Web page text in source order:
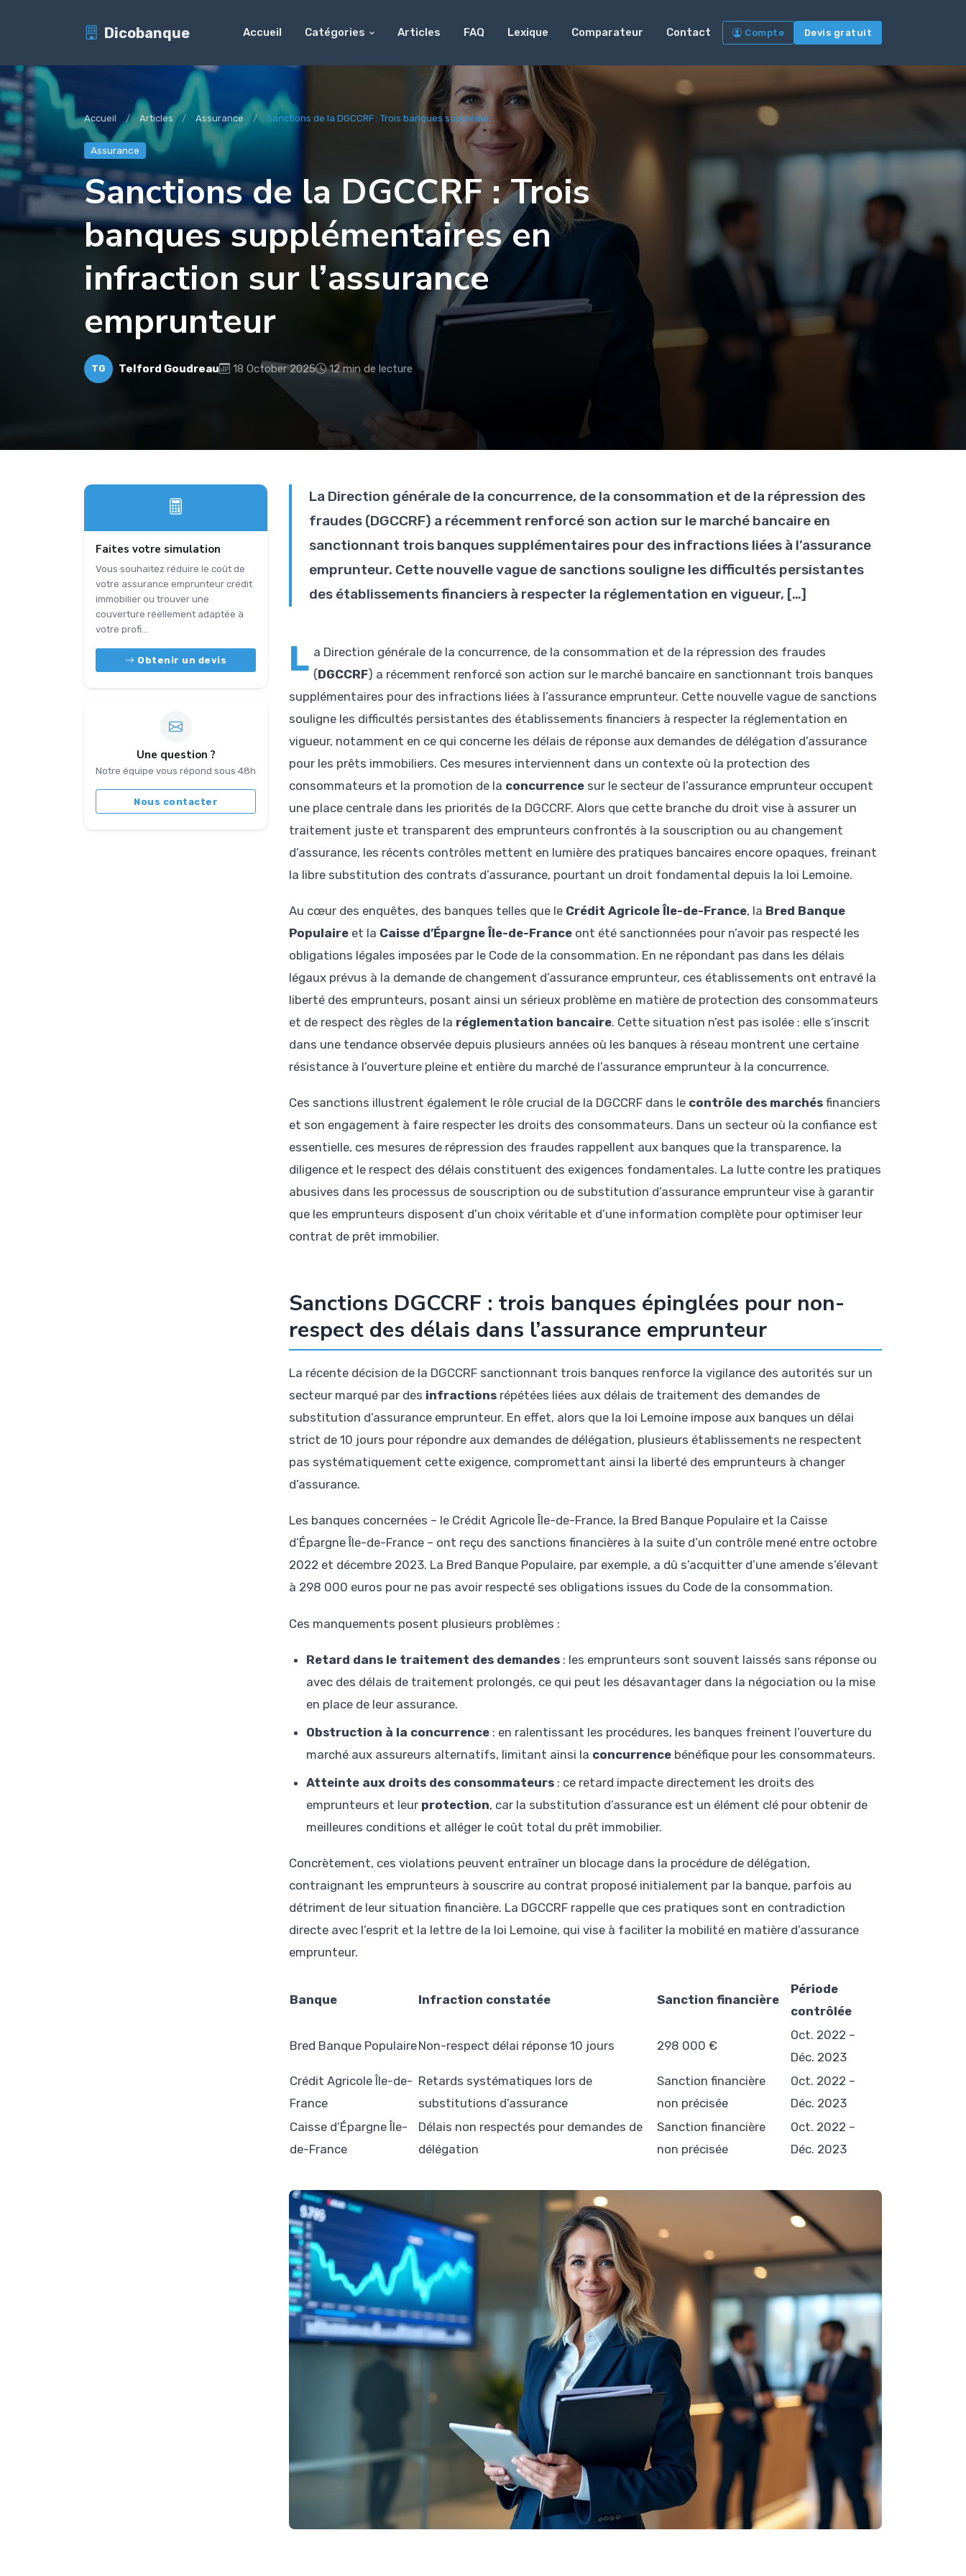
Dicobanque Accueil Catégories Articles FAQ Lexique Comparateur Contact Compte Devis gratuit
Accueil Articles Assurance Sanctions de la DGCCRF : Trois banques suppléme...
Assurance
Sanctions de la DGCCRF : Trois
banques supplémentaires en
infraction sur l’assurance
emprunteur
TG Telford Goudreau 18 October 2025 12 min de lecture
Faites votre simulation
Vous souhaitez réduire le coût de
votre assurance emprunteur crédit
immobilier ou trouver une
couverture réellement adaptée à
votre profi...
Obtenir un devis
Une question ?
Notre équipe vous répond sous 48h
Nous contacter
La Direction générale de la concurrence, de la consommation et de la répression des
fraudes (DGCCRF) a récemment renforcé son action sur le marché bancaire en
sanctionnant trois banques supplémentaires pour des infractions liées à l’assurance
emprunteur. Cette nouvelle vague de sanctions souligne les difficultés persistantes
des établissements financiers à respecter la réglementation en vigueur, […]
L a Direction générale de la concurrence, de la consommation et de la répression des fraudes
(DGCCRF) a récemment renforcé son action sur le marché bancaire en sanctionnant trois banques
supplémentaires pour des infractions liées à l’assurance emprunteur. Cette nouvelle vague de sanctions
souligne les difficultés persistantes des établissements financiers à respecter la réglementation en
vigueur, notamment en ce qui concerne les délais de réponse aux demandes de délégation d’assurance
pour les prêts immobiliers. Ces mesures interviennent dans un contexte où la protection des
consommateurs et la promotion de la concurrence sur le secteur de l’assurance emprunteur occupent
une place centrale dans les priorités de la DGCCRF. Alors que cette branche du droit vise à assurer un
traitement juste et transparent des emprunteurs confrontés à la souscription ou au changement
d’assurance, les récents contrôles mettent en lumière des pratiques bancaires encore opaques, freinant
la libre substitution des contrats d’assurance, pourtant un droit fondamental depuis la loi Lemoine.
Au cœur des enquêtes, des banques telles que le Crédit Agricole Île-de-France, la Bred Banque
Populaire et la Caisse d’Épargne Île-de-France ont été sanctionnées pour n’avoir pas respecté les
obligations légales imposées par le Code de la consommation. En ne répondant pas dans les délais
légaux prévus à la demande de changement d’assurance emprunteur, ces établissements ont entravé la
liberté des emprunteurs, posant ainsi un sérieux problème en matière de protection des consommateurs
et de respect des règles de la réglementation bancaire. Cette situation n’est pas isolée : elle s’inscrit
dans une tendance observée depuis plusieurs années où les banques à réseau montrent une certaine
résistance à l’ouverture pleine et entière du marché de l’assurance emprunteur à la concurrence.
Ces sanctions illustrent également le rôle crucial de la DGCCRF dans le contrôle des marchés financiers
et son engagement à faire respecter les droits des consommateurs. Dans un secteur où la confiance est
essentielle, ces mesures de répression des fraudes rappellent aux banques que la transparence, la
diligence et le respect des délais constituent des exigences fondamentales. La lutte contre les pratiques
abusives dans les processus de souscription ou de substitution d’assurance emprunteur vise à garantir
que les emprunteurs disposent d’un choix véritable et d’une information complète pour optimiser leur
contrat de prêt immobilier.
Sanctions DGCCRF : trois banques épinglées pour non-
respect des délais dans l’assurance emprunteur
La récente décision de la DGCCRF sanctionnant trois banques renforce la vigilance des autorités sur un
secteur marqué par des infractions répétées liées aux délais de traitement des demandes de
substitution d’assurance emprunteur. En effet, alors que la loi Lemoine impose aux banques un délai
strict de 10 jours pour répondre aux demandes de délégation, plusieurs établissements ne respectent
pas systématiquement cette exigence, compromettant ainsi la liberté des emprunteurs à changer
d’assurance.
Les banques concernées – le Crédit Agricole Île-de-France, la Bred Banque Populaire et la Caisse
d’Épargne Île-de-France – ont reçu des sanctions financières à la suite d’un contrôle mené entre octobre
2022 et décembre 2023. La Bred Banque Populaire, par exemple, a dû s’acquitter d’une amende s’élevant
à 298 000 euros pour ne pas avoir respecté ses obligations issues du Code de la consommation.
Ces manquements posent plusieurs problèmes :
Retard dans le traitement des demandes : les emprunteurs sont souvent laissés sans réponse ou
avec des délais de traitement prolongés, ce qui peut les désavantager dans la négociation ou la mise
en place de leur assurance.
Obstruction à la concurrence : en ralentissant les procédures, les banques freinent l’ouverture du
marché aux assureurs alternatifs, limitant ainsi la concurrence bénéfique pour les consommateurs.
Atteinte aux droits des consommateurs : ce retard impacte directement les droits des
emprunteurs et leur protection, car la substitution d’assurance est un élément clé pour obtenir de
meilleures conditions et alléger le coût total du prêt immobilier.
Concrètement, ces violations peuvent entraîner un blocage dans la procédure de délégation,
contraignant les emprunteurs à souscrire au contrat proposé initialement par la banque, parfois au
détriment de leur situation financière. La DGCCRF rappelle que ces pratiques sont en contradiction
directe avec l’esprit et la lettre de la loi Lemoine, qui vise à faciliter la mobilité en matière d’assurance
emprunteur.
Banque Infraction constatée Sanction financière
Période
contrôlée
Bred Banque PopulaireNon-respect délai réponse 10 jours 298 000 €
Oct. 2022 –
Déc. 2023
Crédit Agricole Île-de-
France
Retards systématiques lors de
substitutions d’assurance
Sanction financière
non précisée
Oct. 2022 –
Déc. 2023
Caisse d’Épargne Île-
de-France
Délais non respectés pour demandes de
délégation
Sanction financière
non précisée
Oct. 2022 –
Déc. 2023